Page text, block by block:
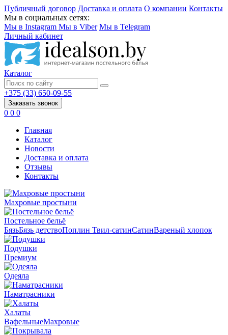
Публичный договор Доставка и оплата О компании Контакты
Мы в социальных сетях:
Мы в Instagram Мы в Viber Мы в Telegram
Личный кабинет
Каталог
+375 (33) 650-09-55
Заказать звонок
0 0 0
Главная
Каталог
Новости
Доставка и оплата
Отзывы
Контакты
Махровые простыни
Постельное бельё
БязьБязь детствоПоплин Твил-сатинСатинВареный хлопок
Подушки
Премиум
Одеяла
Наматрасники
Халаты
ВафельныеМахровые